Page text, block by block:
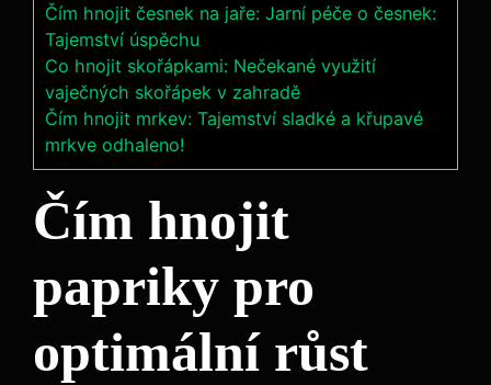
Čím hnojit česnek na jaře: Jarní péče o česnek:
Tajemství úspěchu
Co hnojit skořápkami: Nečekané využití
vaječných skořápek v zahradě
Čím hnojit mrkev: Tajemství sladké a křupavé
mrkve odhaleno!
Čím hnojit
papriky pro
optimální ⁢růst